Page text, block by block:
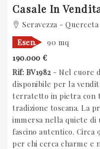
Casale In
Seravezza - Querceta
Esen.
90 mq
190.000 €
Rif: BV1982- Nel cuore
disponibile per la
terratetto in pietra con
tradizione toscana. La
immersa nella quiete di
fascino autentico. Circa
per chi cerca charme e